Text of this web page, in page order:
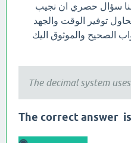
سؤال حصري ان نجيب
توفير الوقت والجهد
الصحيح والموثوق اليك
The decimal system